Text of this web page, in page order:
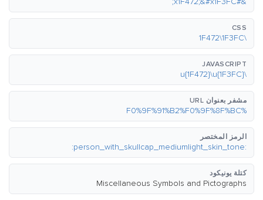
CSS
\1F472\1F3FC
JAVASCRIPT
\u{1F472}\u{1F3FC}
مشفر بعنوان URL
%F0%9F%91%B2%F0%9F%8F%BC
الرمز المختصر
:person_with_skullcap_mediumlight_skin_tone:
كتلة يونيكود
Miscellaneous Symbols and Pictographs